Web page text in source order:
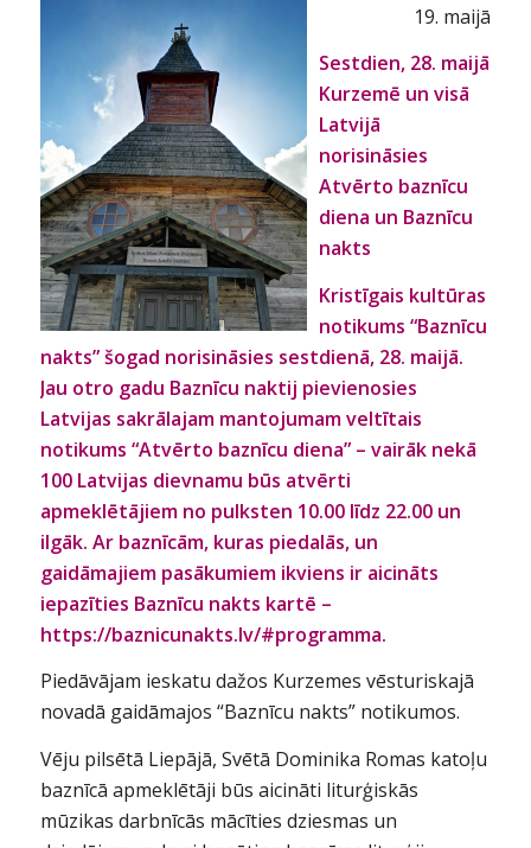
19. maijā
Sestdien, 28. maijā
Kurzemē un visā
Latvijā
norisināsies
Atvērto baznīcu
diena un Baznīcu
nakts
Kristīgais kultūras
notikums “Baznīcu
nakts” šogad norisināsies sestdienā, 28. maijā.
Jau otro gadu Baznīcu naktij pievienosies
Latvijas sakrālajam mantojumam veltītais
notikums “Atvērto baznīcu diena” – vairāk nekā
100 Latvijas dievnamu būs atvērti
apmeklētājiem no pulksten 10.00 līdz 22.00 un
ilgāk. Ar baznīcām, kuras piedalās, un
gaidāmajiem pasākumiem ikviens ir aicināts
iepazīties Baznīcu nakts kartē –
https://baznicunakts.lv/#programma.
Piedāvājam ieskatu dažos Kurzemes vēsturiskajā
novadā gaidāmajos “Baznīcu nakts” notikumos.
Vēju pilsētā Liepājā, Svētā Dominika Romas katoļu
baznīcā apmeklētāji būs aicināti liturģiskās
mūzikas darbnīcās mācīties dziesmas un